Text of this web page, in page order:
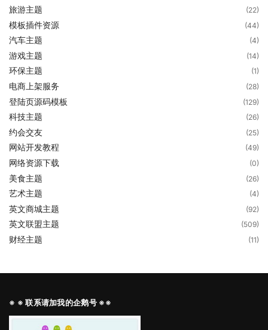
旅游主题 (22)
模板插件资源 (44)
汽车主题 (4)
游戏主题 (14)
环保主题 (1)
电商上架服务 (28)
登陆页源码模板 (129)
科技主题 (26)
约会交友 (25)
网站开发教程 (49)
网络资源下载 (0)
美食主题 (26)
艺术主题 (4)
英文商城主题 (92)
英文联盟主题 (509)
财经主题 (11)
※ ※ 联系请加我的企鹅号 ※※